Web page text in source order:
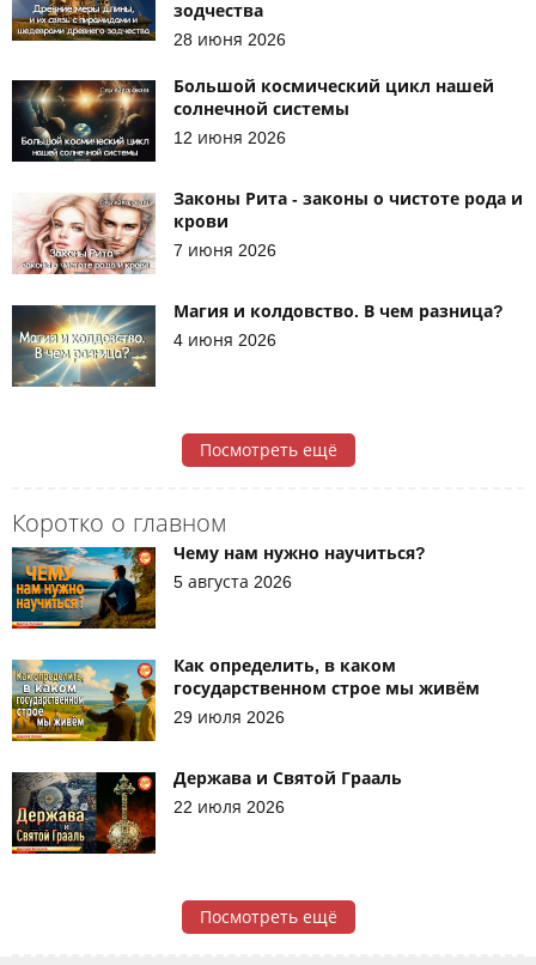
Коротко о главном
Чему нам нужно научиться?
5 августа 2026
Как определить, в каком
государственном строе мы живём
29 июля 2026
Держава и Святой Грааль
22 июля 2026
Посмотреть ещё
зодчества
28 июня 2026
Большой космический цикл нашей
солнечной системы
12 июня 2026
Законы Рита - законы о чистоте рода и
крови
7 июня 2026
Магия и колдовство. В чем разница?
4 июня 2026
Посмотреть ещё